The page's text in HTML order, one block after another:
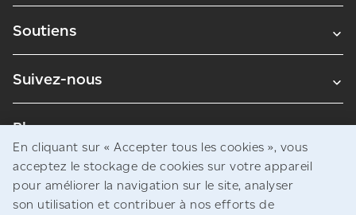
Soutiens
Suivez-nous
Blogues
Avis juridiques
En cliquant sur « Accepter tous les cookies », vous
acceptez le stockage de cookies sur votre appareil
pour améliorer la navigation sur le site, analyser
son utilisation et contribuer à nos efforts de